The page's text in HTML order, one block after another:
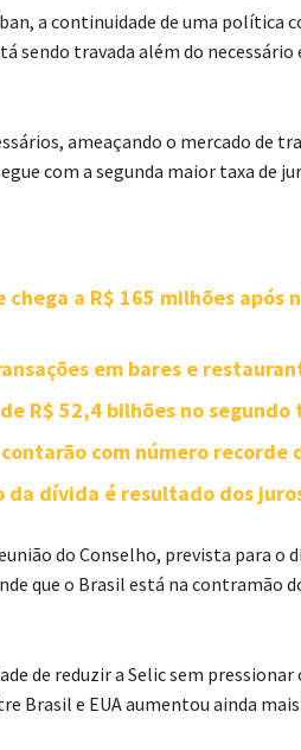
a continuidade de uma política
sendo travada além do
ameaçando o mercado de
com a segunda maior taxa de
chega a R$ 165 milhões
em bares e
R$ 52,4 bilhões no
com número recorde
dívida é resultado dos
do Conselho, prevista para o
que o Brasil está na contramão
de reduzir a Selic sem
Brasil e EUA aumentou ainda